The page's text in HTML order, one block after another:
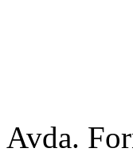
Avda.